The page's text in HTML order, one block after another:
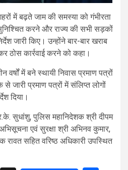
में बढ़ते जाम की समस्या को गंभीरता
करने और राज्य की सभी सड़कों
जारी किए। उन्होंने बार-बार खराब
ठोस कार्रवाई करने को कहा।
वर्षों में बने स्थायी निवास प्रमाण पत्रों
जारी प्रमाण पत्रों में संलिप्त लोगों
दिया।
सुधांशु, पुलिस महानिदेशक श्री दीपम
एवं सुरक्षा श्री अभिनव कुमार,
सहित वरिष्ठ अधिकारी उपस्थित